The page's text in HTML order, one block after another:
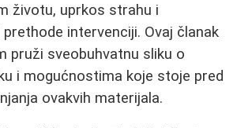
životu, uprkos strahu i
intervenciji. Ovaj članak
pruži sveobuhvatnu sliku o
i mogućnostima koje stoje pred
ovakvih materijala.